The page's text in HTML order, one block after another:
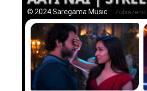
© 2024 Saregama Music ... Zobrazeno: